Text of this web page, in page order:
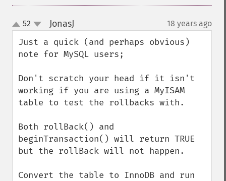
up
down
52 JonasJ 18 years ago
Just a quick (and perhaps obvious)
note for MySQL users;
Don't scratch your head if it isn't
working if you are using a MyISAM
table to test the rollbacks with.
Both rollBack() and
beginTransaction() will return TRUE
but the rollBack will not happen.
Convert the table to InnoDB and run